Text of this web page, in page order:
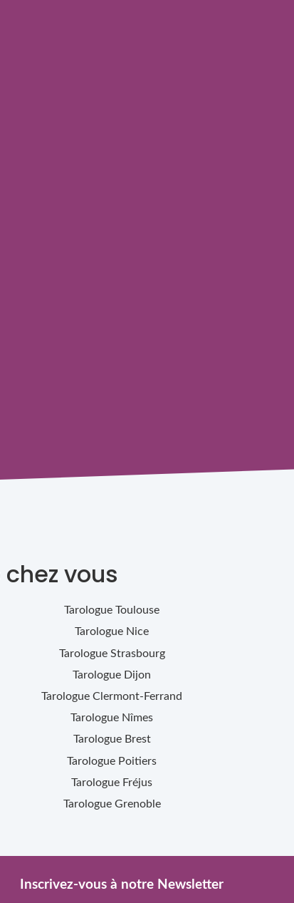
vous
Tarologue Toulouse
Tarologue Nice
Tarologue Strasbourg
Tarologue Dijon
Tarologue Clermont-Ferrand
Tarologue Nîmes
Tarologue Brest
Tarologue Poitiers
Tarologue Fréjus
Tarologue Grenoble
Inscrivez-vous à notre Newsletter